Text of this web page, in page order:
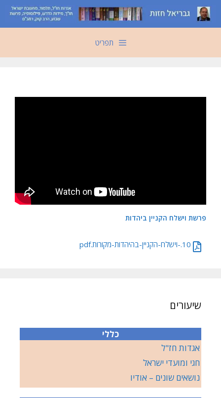
לדלג
לתוכן
תפריט
פרשת וישלח הקניין ביהדות
10.-וישלח-הקניין-בהיהדות-מקורות.pdf
שיעורים
כללי
אגדות חז"ל
חגי ומועדי ישראל
נושאים שונים – אודיו